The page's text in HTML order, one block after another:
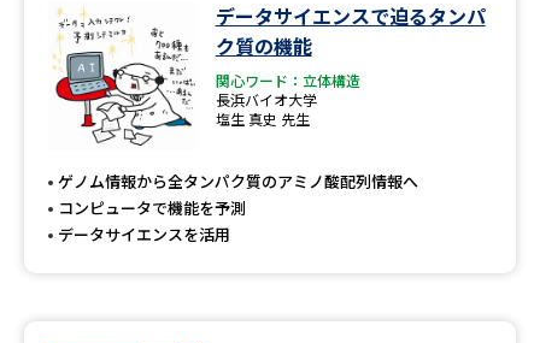
データサイエンス特集 奨学金・特待生制度特集
デジタルパンフレット 進路の３択
（高3生用）
（高2生用）
SELFBRAND特集ページ
データサイエンスで迫るタンパ
ク質の機能
関心ワード：立体構造
長浜バイオ大学
塩生 真史 先生
ゲノム情報から全タンパク質のアミノ酸配列情報へ
コンピュータで機能を予測
データサイエンスを活用